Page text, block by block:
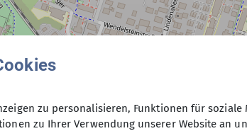
zu personalisieren, Funktionen für
zu Ihrer Verwendung unserer Website an